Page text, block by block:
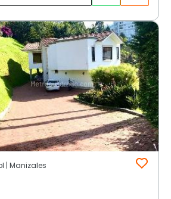
| Manizales